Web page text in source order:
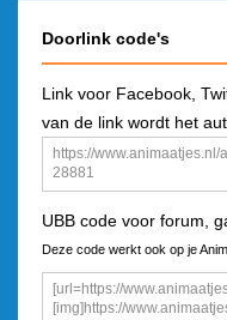
Doorlink code's
Link voor Facebook,
van de link wordt het
UBB code voor forum,
Deze code werkt ook op je
een plaatje